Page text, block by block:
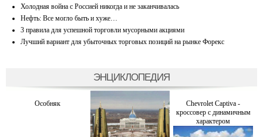
Холодная война с Россией никогда и не заканчивалась
Нефть: Все могло быть и хуже…
3 правила для успешной торговли мусорными акциями
Лучший вариант для убыточных торговых позиций на рынке Форекс
ЭНЦИКЛОПЕДИЯ
Особняк
Chevrolet Captiva -
кроссовер с динамичным
характером